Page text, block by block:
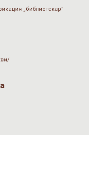
„библиотекар”